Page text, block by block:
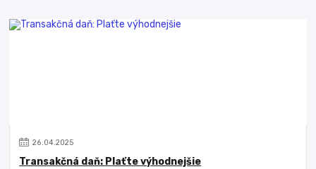
26.04.2025
Transakčná daň: Plaťte výhodnejšie